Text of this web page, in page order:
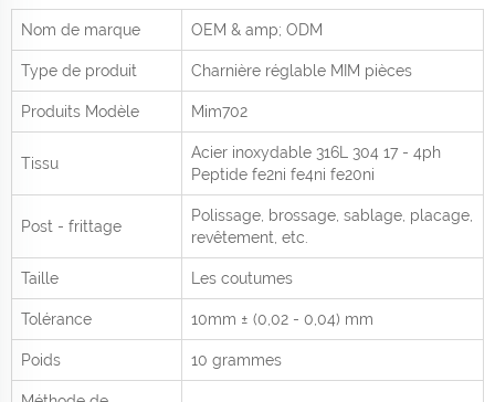
Nom de marque OEM & amp; ODM
Type de produit Charnière réglable MIM pièces
Produits Modèle Mim702
Tissu
Acier inoxydable 316L 304 17 - 4ph
Peptide fe2ni fe4ni fe20ni
Post - frittage
Polissage, brossage, sablage, placage,
revêtement, etc.
Taille Les coutumes
Tolérance 10mm ± (0,02 - 0,04) mm
Poids 10 grammes